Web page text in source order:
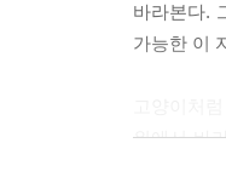
바라본다.
가능한 이
위에서 바